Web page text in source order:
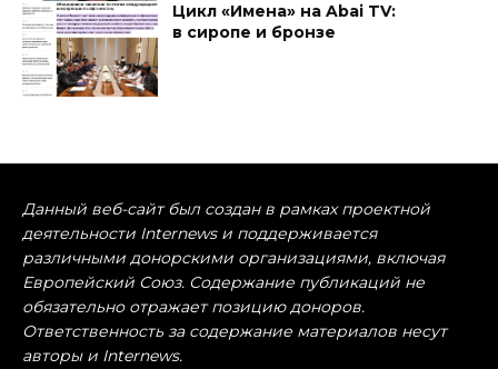
Цикл «Имена» на Abai TV:
в сиропе и бронзе
Данный веб-сайт был создан в рамках проектной
деятельности Internews и поддерживается
различными донорскими организациями, включая
Европейский Союз. Содержание публикаций не
обязательно отражает позицию доноров.
Ответственность за содержание материалов несут
авторы и Internews.